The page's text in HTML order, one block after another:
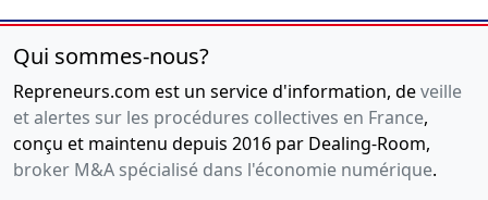
Qui sommes-nous?
Repreneurs.com est un service d'information, deveille
et alertes sur les procédures collectives en France,
conçu et maintenu depuis 2016 par Dealing-Room,
broker M&A spécialisé dans l'économie numérique.